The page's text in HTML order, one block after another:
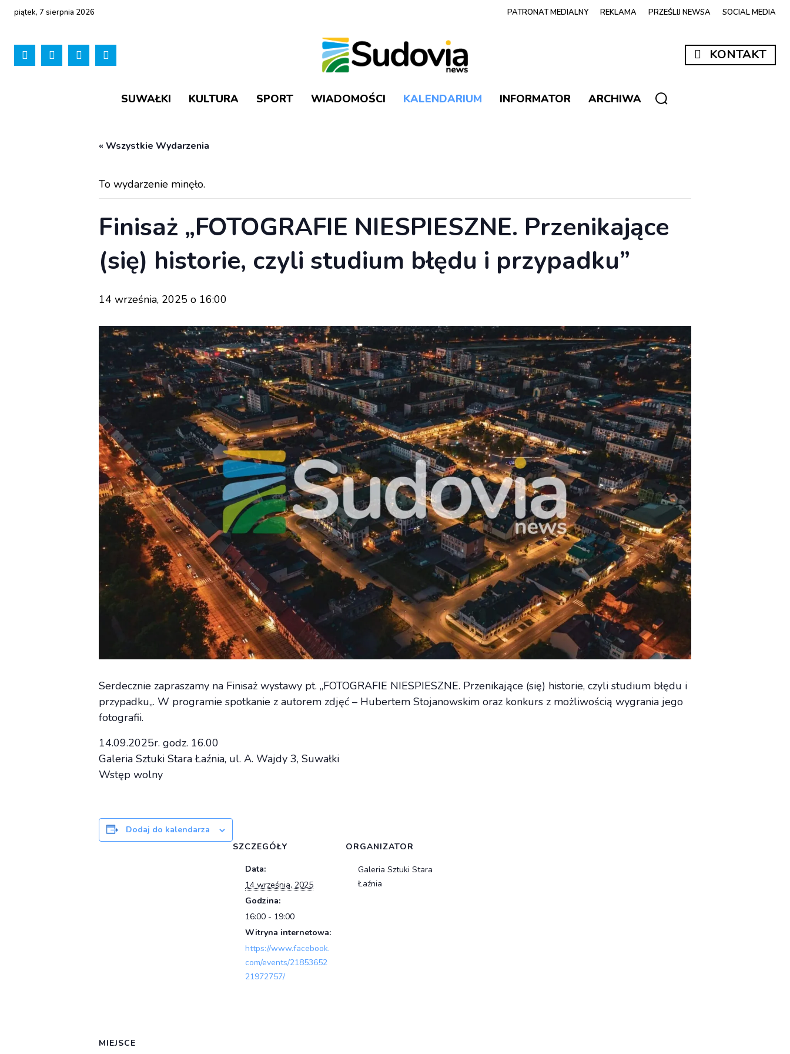
piątek, 7 sierpnia 2026 PATRONAT MEDIALNY REKLAMA PRZEŚLIJ NEWSA SOCIAL MEDIA
KONTAKT
SUWAŁKI KULTURA SPORT WIADOMOŚCI KALENDARIUM INFORMATOR ARCHIWA
« Wszystkie Wydarzenia
To wydarzenie minęło.
Finisaż „FOTOGRAFIE NIESPIESZNE. Przenikające
(się) historie, czyli studium błędu i przypadku”
14 września, 2025 o 16:00
Serdecznie zapraszamy na Finisaż wystawy pt. „FOTOGRAFIE NIESPIESZNE. Przenikające (się) historie, czyli studium błędu i
przypadku„. W programie spotkanie z autorem zdjęć – Hubertem Stojanowskim oraz konkurs z możliwością wygrania jego
fotografii.
14.09.2025r. godz. 16.00
Galeria Sztuki Stara Łaźnia, ul. A. Wajdy 3, Suwałki
Wstęp wolny
Dodaj do kalendarza
SZCZEGÓŁY
Data:
14 września, 2025
Godzina:
16:00 - 19:00
Witryna internetowa:
https://www.facebook.
com/events/21853652
21972757/
ORGANIZATOR
Galeria Sztuki Stara
Łaźnia
MIEJSCE